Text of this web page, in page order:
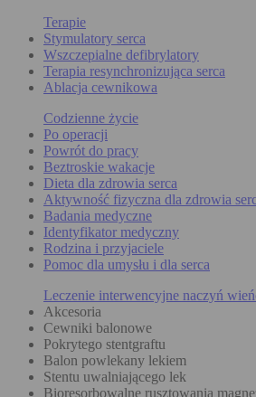
Terapie
Stymulatory serca
Wszczepialne defibrylatory
Terapia resynchronizująca serca
Ablacja cewnikowa
Codzienne życie
Po operacji
Powrót do pracy
Beztroskie wakacje
Dieta dla zdrowia serca
Aktywność fizyczna dla zdrowia
Badania medyczne
Identyfikator medyczny
Rodzina i przyjaciele
Pomoc dla umysłu i dla serca
Leczenie interwencyjne naczyń
Akcesoria
Cewniki balonowe
Pokrytego stentgraftu
Balon powlekany lekiem
Stentu uwalniającego lek
Bioresorbowalne rusztowania